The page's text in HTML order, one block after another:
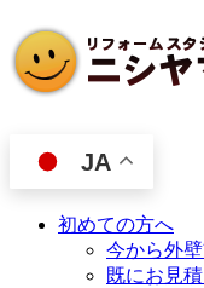
JA
初めての方へ
今から外
既にお見